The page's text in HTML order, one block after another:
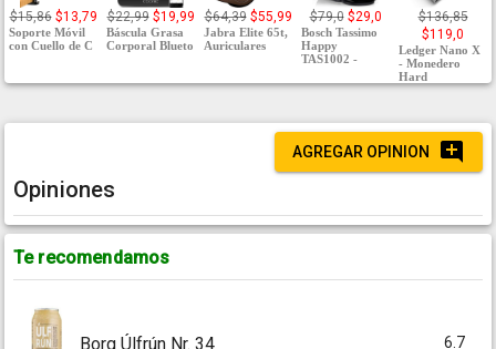
$15,86 $13,79
Soporte Móvil
con Cuello de C
$22,99 $19,99
Báscula Grasa
Corporal Blueto
$64,39 $55,99
Jabra Elite 65t,
Auriculares
$79,0 $29,0
Bosch Tassimo
Happy
TAS1002 -
$136,85
$119,0
Ledger Nano X
- Monedero
Hard
AGREGAR OPINION
Opiniones
Te recomendamos
Borg Úlfrún Nr. 34 6.7